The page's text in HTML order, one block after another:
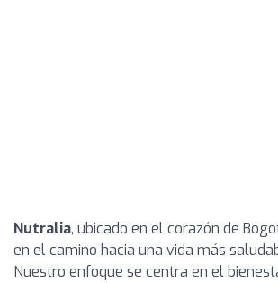
Nutralia, ubicado en el corazón de
en el camino hacia una vida más
Nuestro enfoque se centra en el